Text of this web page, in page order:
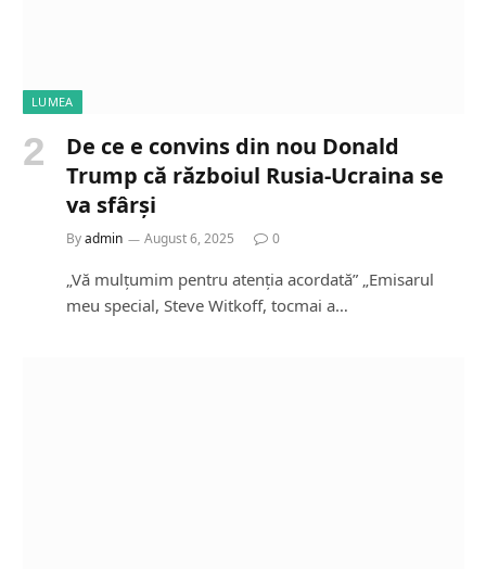
LUMEA
De ce e convins din nou Donald
Trump că războiul Rusia-Ucraina se
va sfârși
Byadmin August 6, 2025 0
„Vă mulțumim pentru atenția acordată” „Emisarul
meu special, Steve Witkoff, tocmai a…